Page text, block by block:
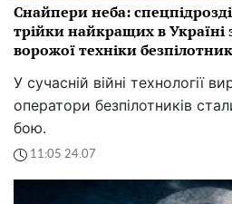
Снайпери неба:
трійки найкращих в
ворожої техніки
У сучасній війні технології
оператори безпілотників
бою.
11:05 24.07